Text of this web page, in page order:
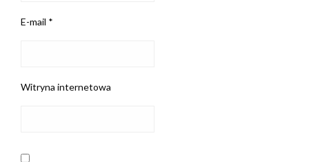
E-mail *
Witryna internetowa